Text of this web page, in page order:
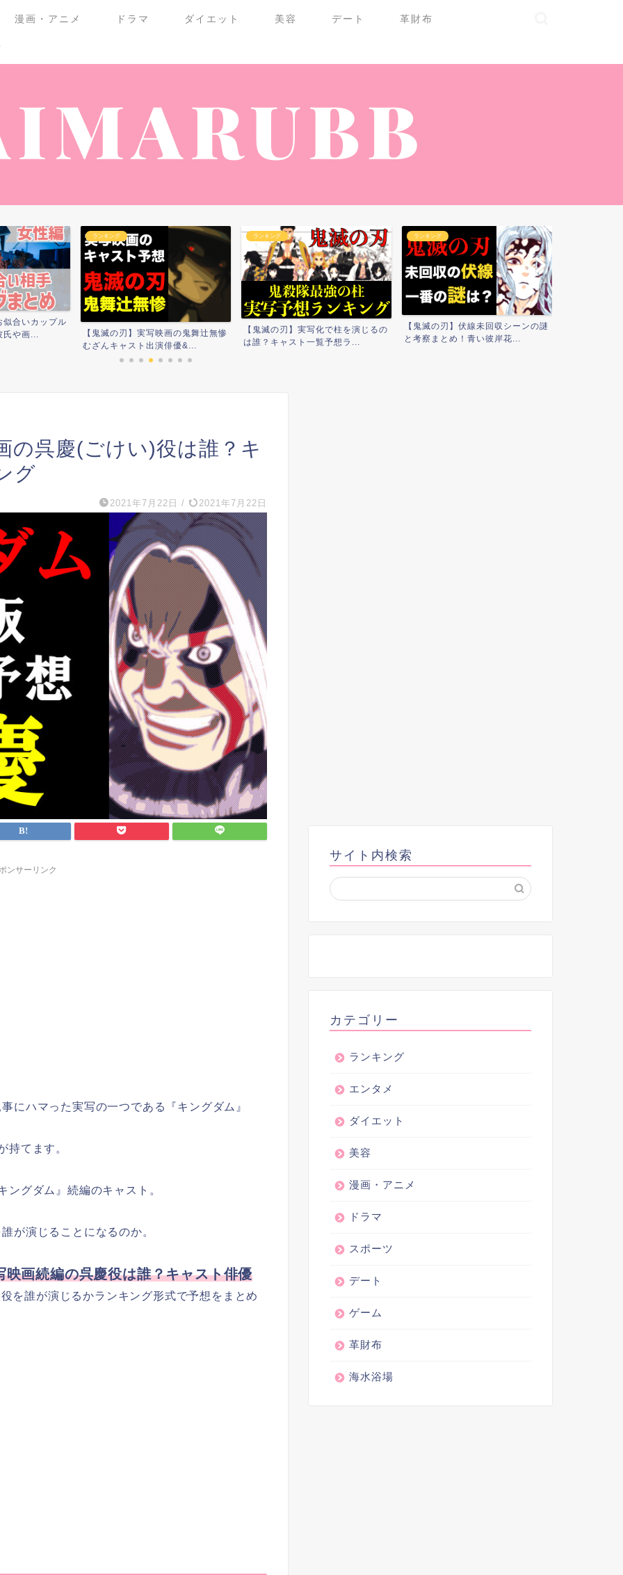
漫画・アニメ ドラマ ダイエット 美容 デート 革財布
の鬼舞辻無惨
ランキング
【鬼滅の刃】実写化で柱を演じるの
は誰？キャスト一覧予想ラ...
ランキング
【鬼滅の刃】伏線未回収シーンの謎
と考察まとめ！青い彼岸花...
ランキング
【男性必見】 接点少ない片思い女
性から連絡先を交換する方...
の呉慶(ごけい)役は誰？キ
グ
2021年7月22日 / 2021年7月22日
ンサーリンク
にハマった実写の一つである『キングダム』
持てます。
グダム』続編のキャスト。
が演じることになるのか。
映画続編の呉慶役は誰？キャスト俳優
を誰が演じるかランキング形式で予想をまとめ
サイト内検索
カテゴリー
ランキング
エンタメ
ダイエット
美容
漫画・アニメ
ドラマ
スポーツ
デート
ゲーム
革財布
海水浴場